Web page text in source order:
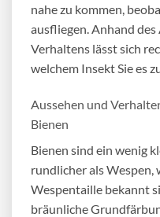
nahe zu kommen,
ausfliegen. Anhand des
Verhaltens lässt sich
welchem Insekt Sie es
Aussehen und
Bienen
Bienen sind ein wenig
rundlicher als Wespen,
Wespentaille bekannt
bräunliche